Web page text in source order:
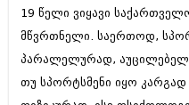
მაისი 2010 (232)
აპრილი 2010 (229)
მარტი 2010 (454)
თებერვალი 2010
იანვარი 2010 (422)
19 წელი ვიყავი
მწვრთნელი. საერთოდ,
პარალელურად,
თუ სპორტსმენი იყო